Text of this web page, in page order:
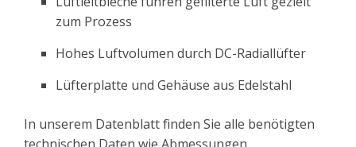
zum Prozess
Hohes Luftvolumen durch DC-Radiallüfter
Lüfterplatte und Gehäuse aus Edelstahl
In unserem Datenblatt finden Sie alle benötigten
technischen Daten wie Abmessungen,